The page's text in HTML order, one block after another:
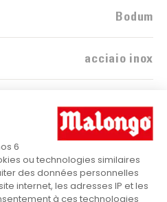
Bodum
acciaio inox
A 28,5 x L 4 x L 7,3
cm.